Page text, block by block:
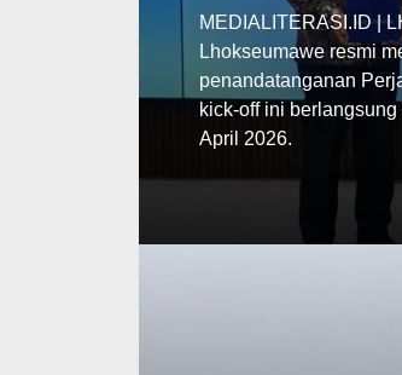
MEDIALITERASI.ID |
Lhokseumawe resmi
penandatanganan
kick-off ini
April 2026.